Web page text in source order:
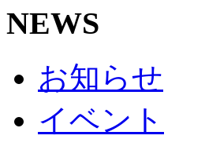
NEWS
お知らせ
イベント